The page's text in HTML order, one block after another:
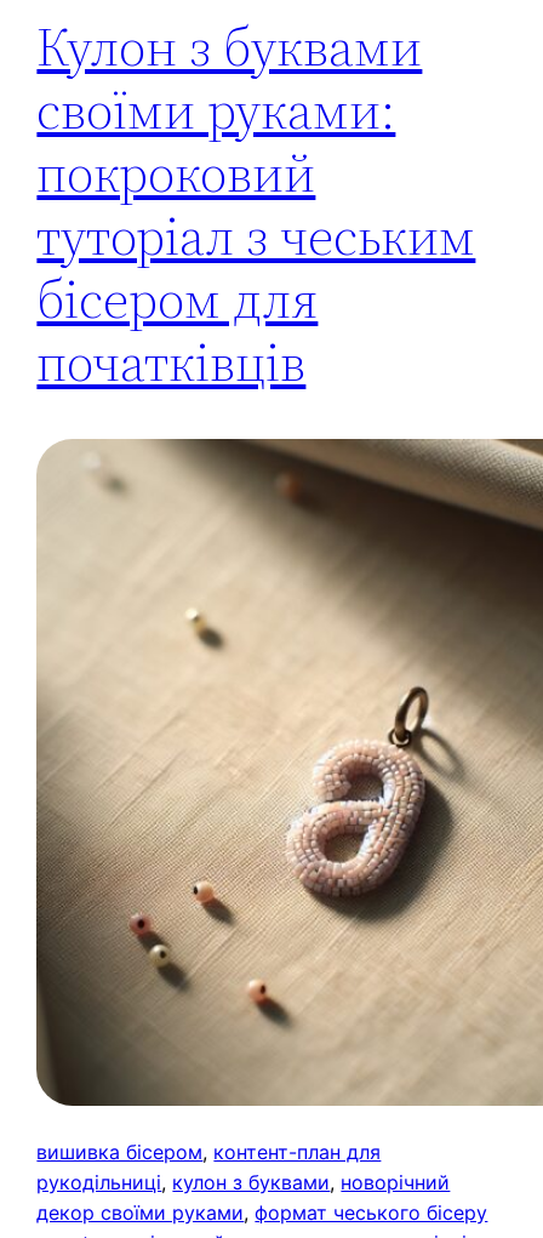
Кулон з буквами
своїми руками:
покроковий
туторіал з чеським
бісером для
початківців
вишивка бісером, контент-план для
рукодільниці, кулон з буквами, новорічний
декор своїми руками, формат чеського бісеру